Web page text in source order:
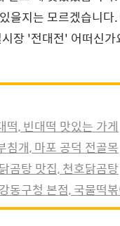
을지는 모르겠습니다
장 '전대전' 어떠신가
떡, 빈대떡 맛있는 가게
침개, 마포 공덕 전골목
곰탕 맛집, 천호닭곰탕
동구청 본점, 국물떡